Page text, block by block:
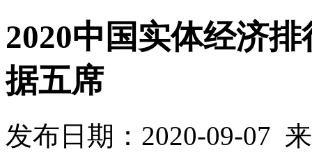
2020中国实体经济
据五席
发布日期：2020-09-07